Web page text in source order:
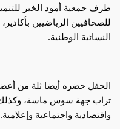
النسائية الوطنية.
واقتصادية واجتماعية وإعلامية.